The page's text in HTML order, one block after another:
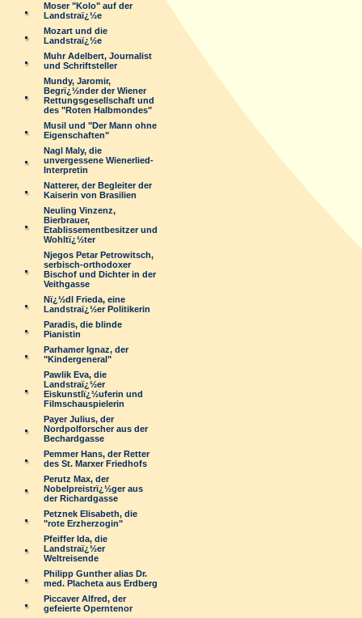
Moser "Kolo" auf der
Landstraï¿½e
Mozart und die
Landstraï¿½e
Muhr Adelbert, Journalist
und Schriftsteller
Mundy, Jaromir,
Begrï¿½nder der Wiener
Rettungsgesellschaft und
des "Roten Halbmondes"
Musil und "Der Mann ohne
Eigenschaften"
Nagl Maly, die
unvergessene Wienerlied-
Interpretin
Natterer, der Begleiter der
Kaiserin von Brasilien
Neuling Vinzenz,
Bierbrauer,
Etablissementbesitzer und
Wohltï¿½ter
Njegos Petar Petrowitsch,
serbisch-orthodoxer
Bischof und Dichter in der
Veithgasse
Nï¿½dl Frieda, eine
Landstraï¿½er Politikerin
Paradis, die blinde
Pianistin
Parhamer Ignaz, der
"Kindergeneral"
Pawlik Eva, die
Landstraï¿½er
Eiskunstlï¿½uferin und
Filmschauspielerin
Payer Julius, der
Nordpolforscher aus der
Bechardgasse
Pemmer Hans, der Retter
des St. Marxer Friedhofs
Perutz Max, der
Nobelpreistrï¿½ger aus
der Richardgasse
Petznek Elisabeth, die
"rote Erzherzogin"
Pfeiffer Ida, die
Landstraï¿½er
Weltreisende
Philipp Gunther alias Dr.
med. Placheta aus Erdberg
Piccaver Alfred, der
gefeierte Operntenor